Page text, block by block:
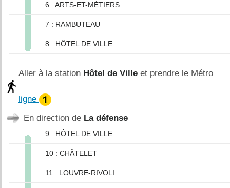
6 : ARTS-ET-MÉTIERS
7 : RAMBUTEAU
8 : HÔTEL DE VILLE
Aller à la station Hôtel de Ville et prendre le Métro
ligne
En direction de La défense
9 : HÔTEL DE VILLE
10 : CHÂTELET
11 : LOUVRE-RIVOLI